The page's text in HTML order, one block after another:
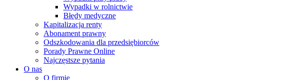
Wypadki w rolnictwie
Błędy medyczne
Kapitalizacja renty
Abonament prawny
Odszkodowania dla przedsiębiorców
Porady Prawne Online
Najczęstsze pytania
O nas
O firmie